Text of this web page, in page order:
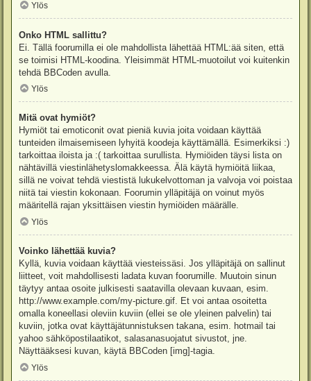
Ylös
Onko HTML sallittu?
Ei. Tällä foorumilla ei ole mahdollista lähettää HTML:ää siten, että
se toimisi HTML-koodina. Yleisimmät HTML-muotoilut voi kuitenkin
tehdä BBCoden avulla.
Ylös
Mitä ovat hymiöt?
Hymiöt tai emoticonit ovat pieniä kuvia joita voidaan käyttää
tunteiden ilmaisemiseen lyhyitä koodeja käyttämällä. Esimerkiksi :)
tarkoittaa iloista ja :( tarkoittaa surullista. Hymiöiden täysi lista on
nähtävillä viestinlähetyslomakkeessa. Älä käytä hymiöitä liikaa,
sillä ne voivat tehdä viestistä lukukelvottoman ja valvoja voi poistaa
niitä tai viestin kokonaan. Foorumin ylläpitäjä on voinut myös
määritellä rajan yksittäisen viestin hymiöiden määrälle.
Ylös
Voinko lähettää kuvia?
Kyllä, kuvia voidaan käyttää viesteissäsi. Jos ylläpitäjä on sallinut
liitteet, voit mahdollisesti ladata kuvan foorumille. Muutoin sinun
täytyy antaa osoite julkisesti saatavilla olevaan kuvaan, esim.
http://www.example.com/my-picture.gif. Et voi antaa osoitetta
omalla koneellasi oleviin kuviin (ellei se ole yleinen palvelin) tai
kuviin, jotka ovat käyttäjätunnistuksen takana, esim. hotmail tai
yahoo sähköpostilaatikot, salasanasuojatut sivustot, jne.
Näyttääksesi kuvan, käytä BBCoden [img]-tagia.
Ylös